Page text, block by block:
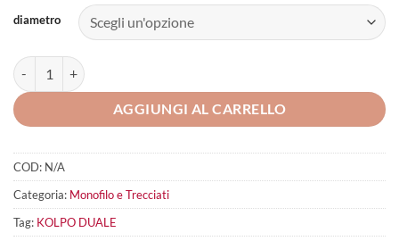
diametro
KOLPO Duale quantità
AGGIUNGI AL CARRELLO
COD: N/A
Categoria: Monofilo e Trecciati
Tag: KOLPO DUALE